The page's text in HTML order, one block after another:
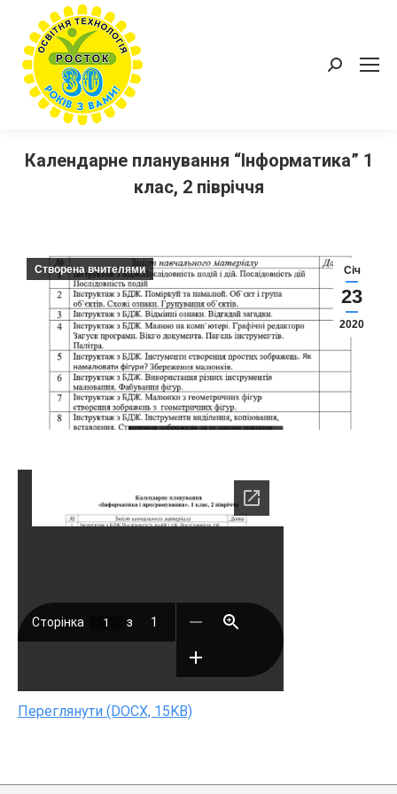
Пошук:
Календарне планування “Інформатика” 1
клас, 2 півріччя
Січ
23
2020
Створена вчителями
Переглянути (DOCX, 15KB)